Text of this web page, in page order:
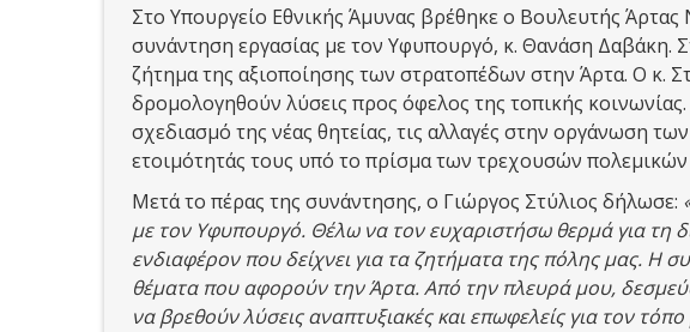
Στο Υπουργείο Εθνικής Άμυνας βρέθηκε ο Βουλευτής Άρτας
συνάντηση εργασίας με τον Υφυπουργό, κ. Θανάση Δαβάκη.
ζήτημα της αξιοποίησης των στρατοπέδων στην Άρτα. Ο κ.
δρομολογηθούν λύσεις προς όφελος της τοπικής
σχεδιασμό της νέας θητείας, τις αλλαγές στην οργάνωση
ετοιμότητάς τους υπό το πρίσμα των τρεχουσών
Μετά το πέρας της συνάντησης, ο Γιώργος Στύλιος δήλωσε:
με τον Υφυπουργό. Θέλω να τον ευχαριστήσω θερμά για τη
ενδιαφέρον που δείχνει για τα ζητήματα της πόλης μας. Η
θέματα που αφορούν την Άρτα. Από την πλευρά μου,
να βρεθούν λύσεις αναπτυξιακές και επωφελείς για τον